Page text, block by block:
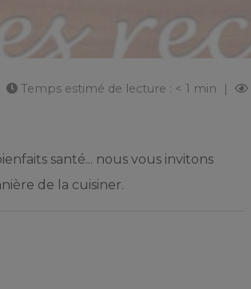
Temps estimé de lecture : < 1 min
santé... nous vous invitons
de la cuisiner.